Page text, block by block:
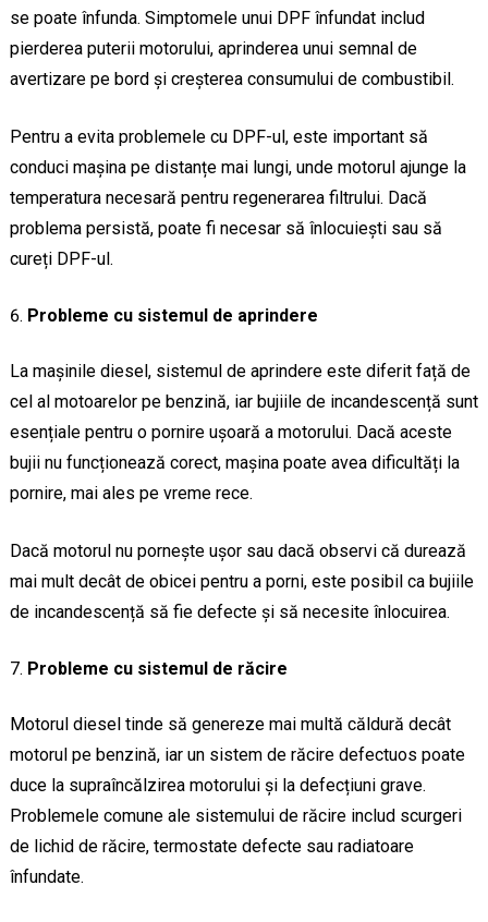
se poate înfunda. Simptomele unui DPF înfundat includ
pierderea puterii motorului, aprinderea unui semnal de
avertizare pe bord și creșterea consumului de combustibil.
Pentru a evita problemele cu DPF-ul, este important să
conduci mașina pe distanțe mai lungi, unde motorul ajunge la
temperatura necesară pentru regenerarea filtrului. Dacă
problema persistă, poate fi necesar să înlocuiești sau să
cureți DPF-ul.
Probleme cu sistemul de aprindere
La mașinile diesel, sistemul de aprindere este diferit față de
cel al motoarelor pe benzină, iar bujiile de incandescență sunt
esențiale pentru o pornire ușoară a motorului. Dacă aceste
bujii nu funcționează corect, mașina poate avea dificultăți la
pornire, mai ales pe vreme rece.
Dacă motorul nu pornește ușor sau dacă observi că durează
mai mult decât de obicei pentru a porni, este posibil ca bujiile
de incandescență să fie defecte și să necesite înlocuirea.
Probleme cu sistemul de răcire
Motorul diesel tinde să genereze mai multă căldură decât
motorul pe benzină, iar un sistem de răcire defectuos poate
duce la supraîncălzirea motorului și la defecțiuni grave.
Problemele comune ale sistemului de răcire includ scurgeri
de lichid de răcire, termostate defecte sau radiatoare
înfundate.